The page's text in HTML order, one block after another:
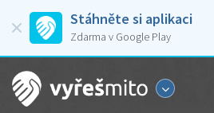
Stáhněte si aplikaci
Zdarma v Google Play